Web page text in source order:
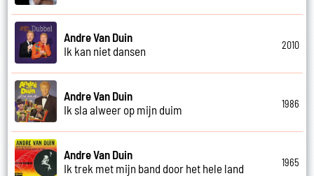
Andre Van Duin
Ik kan niet dansen
2010
Andre Van Duin
Ik sla alweer op mijn duim
1986
Andre Van Duin
Ik trek met mijn band door het hele land
1965